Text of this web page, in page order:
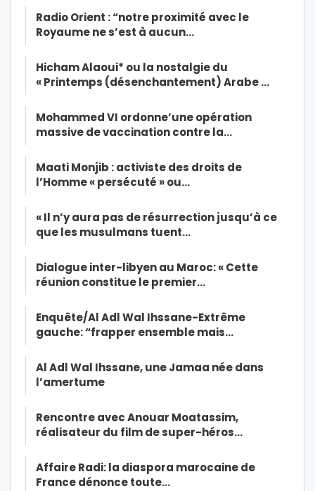
Radio Orient : “notre proximité avec le
Royaume ne s’est à aucun…
Hicham Alaoui* ou la nostalgie du
« Printemps (désenchantement) Arabe …
Mohammed VI ordonne’une opération
massive de vaccination contre la…
Maati Monjib : activiste des droits de
l’Homme « persécuté » ou…
« Il n’y aura pas de résurrection jusqu’à ce
que les musulmans tuent…
Dialogue inter-libyen au Maroc: « Cette
réunion constitue le premier…
Enquête/Al Adl Wal Ihssane-Extrême
gauche: “frapper ensemble mais…
Al Adl Wal Ihssane, une Jamaa née dans
l’amertume
Rencontre avec Anouar Moatassim,
réalisateur du film de super-héros…
Affaire Radi: la diaspora marocaine de
France dénonce toute…